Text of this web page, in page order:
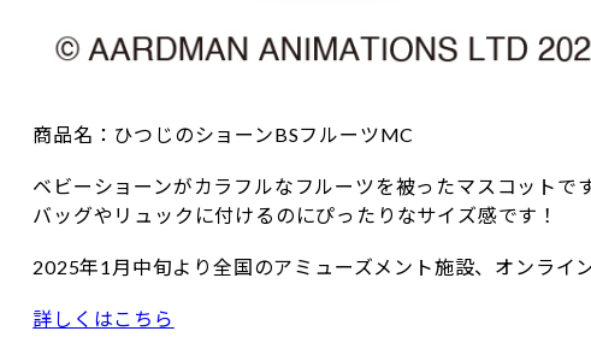
商品名：ひつじのショーンBSフルーツMC
ベビーショーンがカラフルなフルーツを被ったマスコットで
バッグやリュックに付けるのにぴったりなサイズ感です！
2025年1月中旬より全国のアミューズメント施設、オンライ
詳しくはこちら